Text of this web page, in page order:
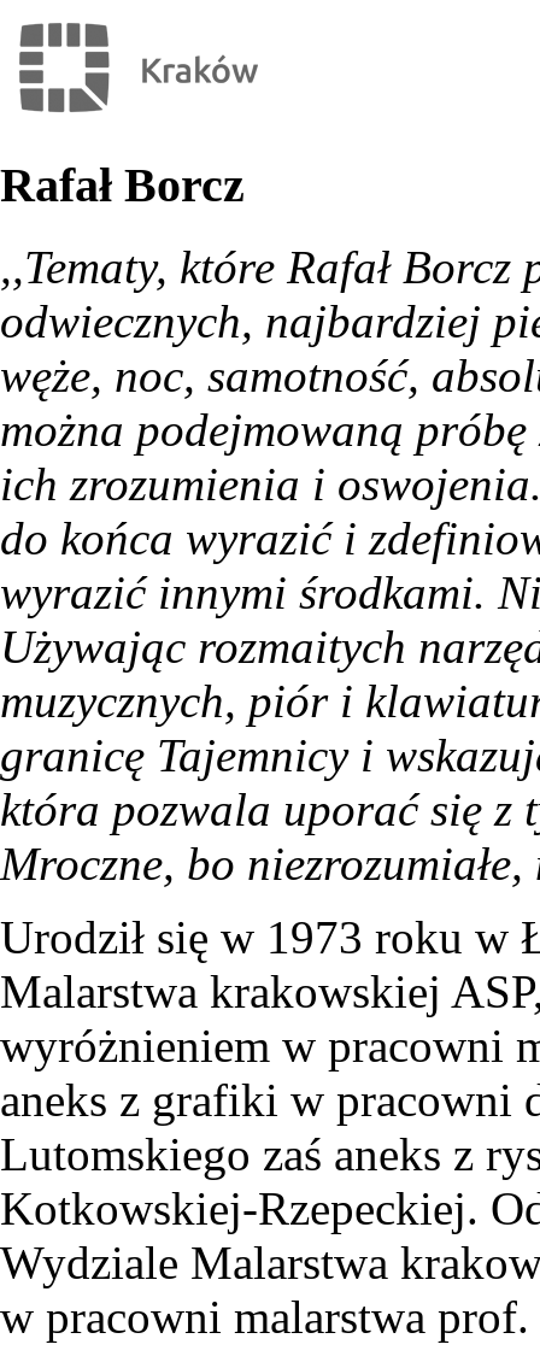
Rafał Borcz
,,Tematy, które Rafał
odwiecznych, najbardziej
węże, noc, samotność,
można podejmowaną
ich zrozumienia i
do końca wyrazić i
wyrazić innymi środkami.
Używając rozmaitych
muzycznych, piór i
granicę Tajemnicy i
która pozwala uporać się z
Mroczne, bo niezrozumiałe,
Urodził się w 1973 roku w
Malarstwa krakowskiej
wyróżnieniem w pracowni
aneks z grafiki w pracowni
Lutomskiego zaś aneks z
Kotkowskiej-Rzepeckiej.
Wydziale Malarstwa
w pracowni malarstwa